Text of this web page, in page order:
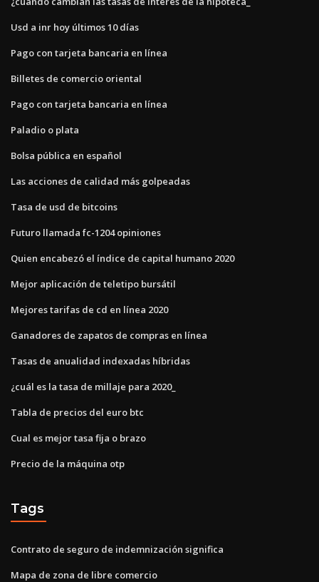
Usd a inr hoy últimos 10 días
Pago con tarjeta bancaria en línea
Billetes de comercio oriental
Pago con tarjeta bancaria en línea
Paladio o plata
Bolsa pública en español
Las acciones de calidad más golpeadas
Tasa de usd de bitcoins
Futuro llamada fc-1204 opiniones
Quien encabezó el índice de capital humano 2020
Mejor aplicación de teletipo bursátil
Mejores tarifas de cd en línea 2020
Ganadores de zapatos de compras en línea
Tasas de anualidad indexadas híbridas
¿cuál es la tasa de millaje para 2020_
Tabla de precios del euro btc
Cual es mejor tasa fija o brazo
Precio de la máquina otp
Tags
Contrato de seguro de indemnización significa
Mapa de zona de libre comercio